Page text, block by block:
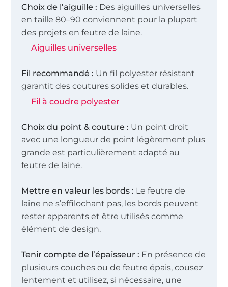
Choix de l’aiguille : Des aiguilles universelles
en taille 80–90 conviennent pour la plupart
des projets en feutre de laine.
Aiguilles universelles
Fil recommandé : Un fil polyester résistant
garantit des coutures solides et durables.
Fil à coudre polyester
Choix du point & couture : Un point droit
avec une longueur de point légèrement plus
grande est particulièrement adapté au
feutre de laine.
Mettre en valeur les bords : Le feutre de
laine ne s’effilochant pas, les bords peuvent
rester apparents et être utilisés comme
élément de design.
Tenir compte de l’épaisseur : En présence de
plusieurs couches ou de feutre épais, cousez
lentement et utilisez, si nécessaire, une